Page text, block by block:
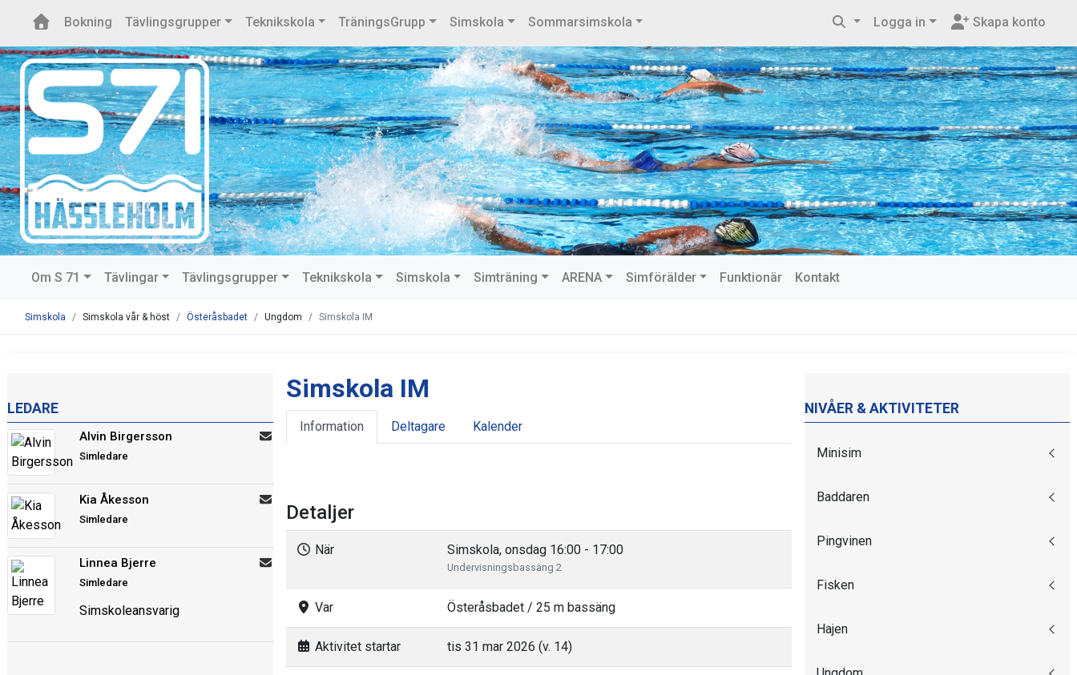
Bokning Tävlingsgrupper Teknikskola TräningsGrupp Simskola Sommarsimskola Logga in Skapa konto
Om S 71 Tävlingar Tävlingsgrupper Teknikskola Simskola Simträning ARENA Simförälder Funktionär Kontakt
Simskola Simskola vår & höst Österåsbadet Ungdom Simskola IM
LEDARE
Alvin Birgersson
Simledare
Kia Åkesson
Simledare
Linnea Bjerre
Simledare
Simskoleansvarig
Simskola IM
Information Deltagare Kalender
Detaljer
När Simskola, onsdag 16:00 - 17:00
Undervisningsbassäng 2
Var Österåsbadet / 25 m bassäng
Aktivitet startar tis 31 mar 2026 (v. 14)
NIVÅER & AKTIVITETER
Minisim
Baddaren
Pingvinen
Fisken
Hajen